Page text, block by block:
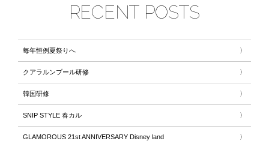
RECENT POSTS
毎年恒例夏祭りへ
クアラルンプール研修
韓国研修
SNIP STYLE 春カル
GLAMOROUS 21st ANNIVERSARY Disney land